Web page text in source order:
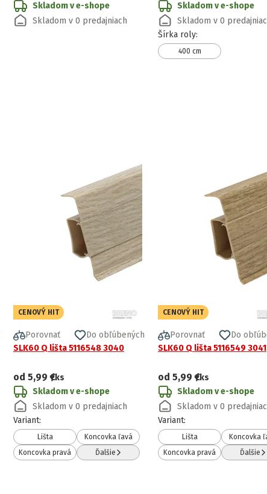
Skladom v e-shope
Skladom v 0 predajniach
Skladom v e-shope
Skladom v 0
Šírka roly:
400 cm
CENOVÝ HIT
Porovnať
Do obľúbených
SLK60 Q lišta 5116548 3040
od 5,99 €/ks
Skladom v e-shope
Skladom v 0 predajniach
Variant:
Lišta
Koncovka ľavá
Koncovka pravá
Ďalšie
CENOVÝ HIT
Porovnať
Do
SLK60 Q lišta 5116549 3041
od 5,99 €/ks
Skladom v e-shope
Skladom v 0
Variant:
Lišta
Koncovka
Koncovka pravá
Ďalšie